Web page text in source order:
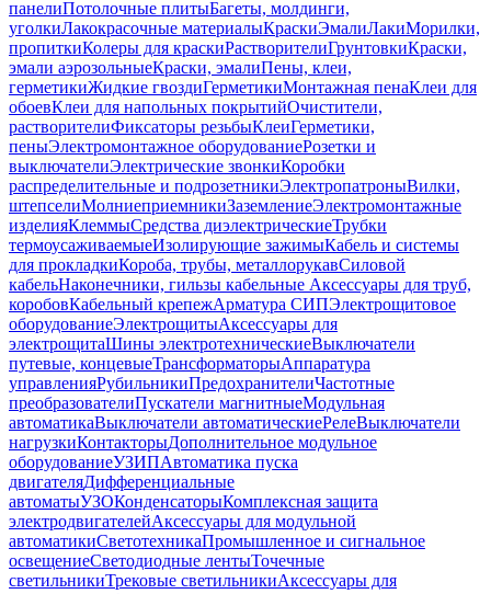
панелиПотолочные плитыБагеты, молдинги,
уголкиЛакокрасочные материалыКраскиЭмалиЛакиМорилки,
пропиткиКолеры для краскиРастворителиГрунтовкиКраски,
эмали аэрозольныеКраски, эмалиПены, клеи,
герметикиЖидкие гвоздиГерметикиМонтажная пенаКлеи для
обоевКлеи для напольных покрытийОчистители,
растворителиФиксаторы резьбыКлеиГерметики,
пеныЭлектромонтажное оборудованиеРозетки и
выключателиЭлектрические звонкиКоробки
распределительные и подрозетникиЭлектропатроныВилки,
штепселиМолниеприемникиЗаземлениеЭлектромонтажные
изделияКлеммыСредства диэлектрическиеТрубки
термоусаживаемыеИзолирующие зажимыКабель и системы
для прокладкиКороба, трубы, металлорукавСиловой
кабельНаконечники, гильзы кабельные Аксессуары для труб,
коробовКабельный крепежАрматура СИПЭлектрощитовое
оборудованиеЭлектрощитыАксессуары для
электрощитаШины электротехническиеВыключатели
путевые, концевыеТрансформаторыАппаратура
управленияРубильникиПредохранителиЧастотные
преобразователиПускатели магнитныеМодульная
автоматикаВыключатели автоматическиеРелеВыключатели
нагрузкиКонтакторыДополнительное модульное
оборудованиеУЗИПАвтоматика пуска
двигателяДифференциальные
автоматыУЗОКонденсаторыКомплексная защита
электродвигателейАксессуары для модульной
автоматикиСветотехникаПромышленное и сигнальное
освещениеСветодиодные лентыТочечные
светильникиТрековые светильникиАксессуары для